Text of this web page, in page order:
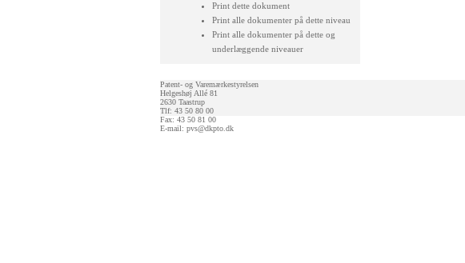
Print dette dokument
Print alle dokumenter på dette niveau
Print alle dokumenter på dette og
underlæggende niveauer
Patent- og Varemærkestyrelsen
Helgeshøj Allé 81
2630 Taastrup
Tlf: 43 50 80 00
Fax: 43 50 81 00
E-mail: pvs@dkpto.dk